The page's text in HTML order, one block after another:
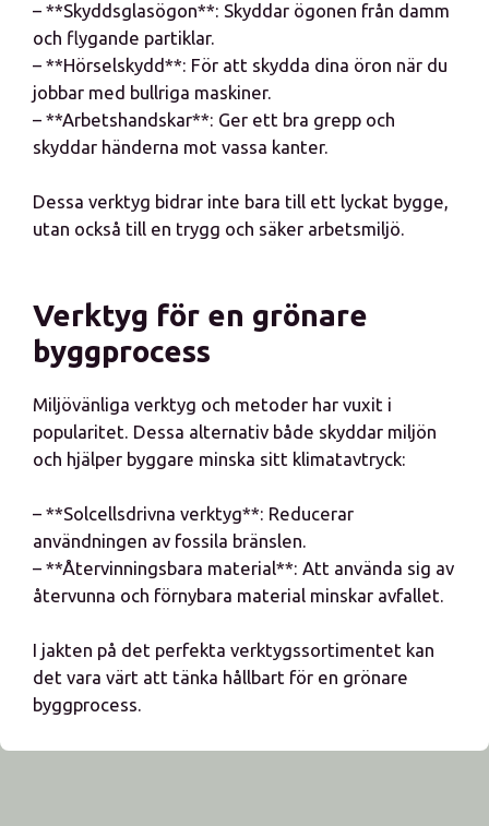
– **Skyddsglasögon**: Skyddar ögonen från damm
och flygande partiklar.
– **Hörselskydd**: För att skydda dina öron när du
jobbar med bullriga maskiner.
– **Arbetshandskar**: Ger ett bra grepp och
skyddar händerna mot vassa kanter.
Dessa verktyg bidrar inte bara till ett lyckat bygge,
utan också till en trygg och säker arbetsmiljö.
Verktyg för en grönare
byggprocess
Miljövänliga verktyg och metoder har vuxit i
popularitet. Dessa alternativ både skyddar miljön
och hjälper byggare minska sitt klimatavtryck:
– **Solcellsdrivna verktyg**: Reducerar
användningen av fossila bränslen.
– **Återvinningsbara material**: Att använda sig av
återvunna och förnybara material minskar avfallet.
I jakten på det perfekta verktygssortimentet kan
det vara värt att tänka hållbart för en grönare
byggprocess.